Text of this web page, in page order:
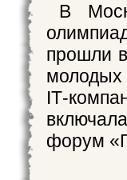
В
прошли
молодых
форум